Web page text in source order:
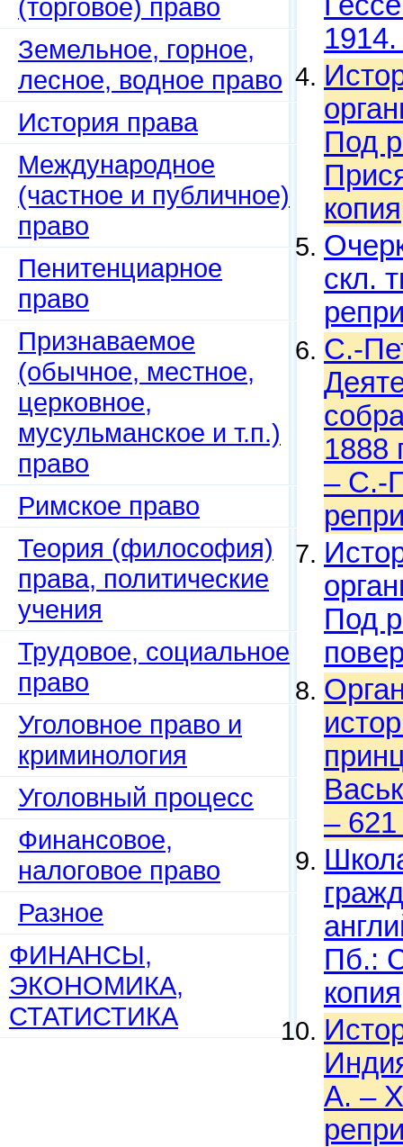
(торговое) право
Земельное, горное,
лесное, водное право
История права
Международное
(частное и публичное)
право
Пенитенциарное
право
Признаваемое
(обычное, местное,
церковное,
мусульманское и т.п.)
право
Римское право
Теория (философия)
права, политические
учения
Трудовое, социальное
право
Уголовное право и
криминология
Уголовный процесс
Финансовое,
налоговое право
Разное
ФИНАНСЫ,
ЭКОНОМИКА,
СТАТИСТИКА
Под
копия
скл.
С.-
1888
– С.-
Под
– 621
Пб.:
копия
А. –